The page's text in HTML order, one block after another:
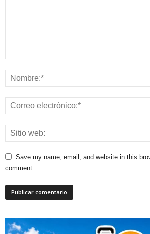
Save my name, email, and website in this
comment.